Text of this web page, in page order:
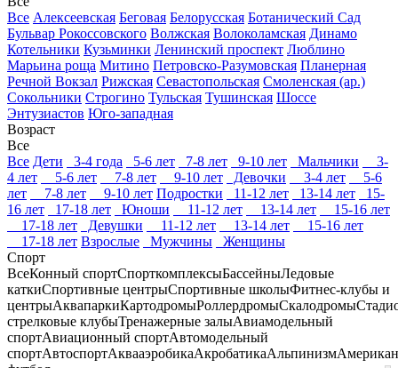
Все Алексеевская Беговая Белорусская Ботанический Сад
Бульвар Рокоссовского Волжская Волоколамская Динамо
Котельники Кузьминки Ленинский проспект Люблино
Марьина роща Митино Петровско-Разумовская Планерная
Речной Вокзал Рижская Севастопольская Смоленская (ар.)
Сокольники Строгино Тульская Тушинская Шоссе
Энтузиастов Юго-западная
Возраст
Все
Все Дети 3-4 года 5-6 лет 7-8 лет 9-10 лет Мальчики
3-
4 лет
5-6 лет 7-8 лет 9-10 лет Девочки 3-4 лет
5-6
лет
7-8 лет 9-10 лет Подростки 11-12 лет 13-14 лет
15-
16 лет
17-18 лет Юноши 11-12 лет 13-14 лет
15-16 лет
17-18 лет
Девушки 11-12 лет 13-14 лет
15-16 лет
17-18 лет Взрослые Мужчины
Женщины
Спорт
ВсеКонный спортСпорткомплексыБассейныЛедовые
каткиСпортивные центрыСпортивные школыФитнес-клубы и
центрыАквапаркиКартодромыРоллердромыСкалодромы
стрелковые клубыТренажерные залыАвиамодельный
спортАвиационный спортАвтомодельный
спортАвтоспортАквааэробикаАкробатикаАльпинизм